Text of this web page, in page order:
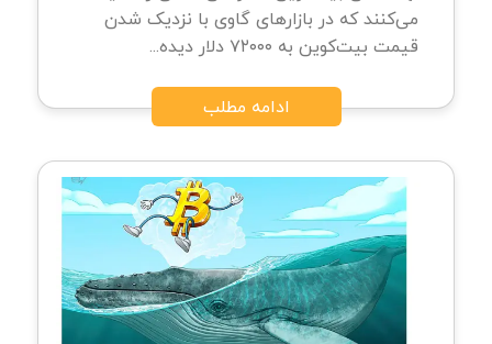
می‌کنند که در بازارهای گاوی با نزدیک شدن
قیمت بیت‌کوین به ۷۲۰۰۰ دلار دیده...
ادامه مطلب